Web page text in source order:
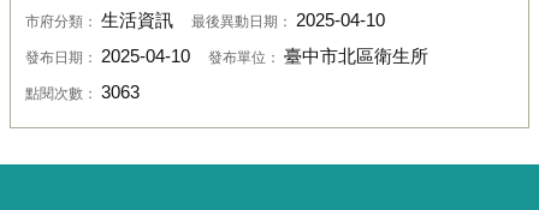
市府分類： 生活資訊 最後異動日期： 2025-04-10
發布日期： 2025-04-10 發布單位： 臺中市北區衛生所
點閱次數： 3063